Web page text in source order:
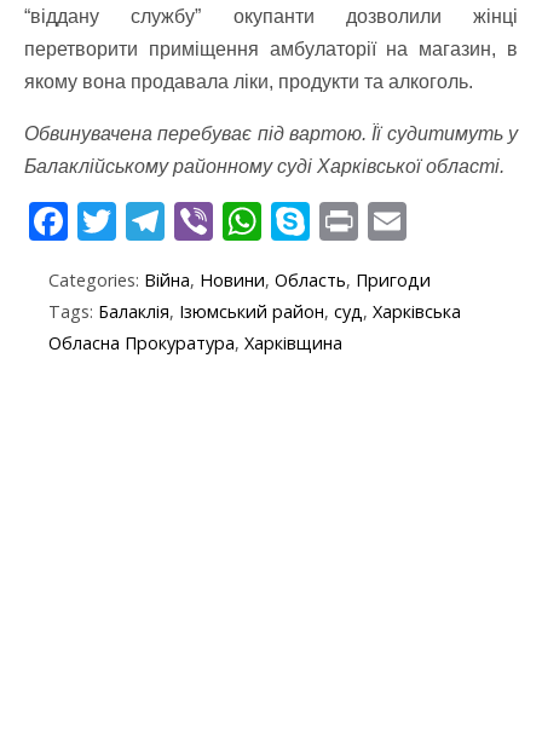
“віддану службу” окупанти дозволили жінці
перетворити приміщення амбулаторії на магазин, в
якому вона продавала ліки, продукти та алкоголь.
Обвинувачена перебуває під вартою. Її судитимуть у
Балаклійському районному суді Харківської області.
F
e
b
T
itt
er
T
el
e
gr
Vi
er
W
at
s
S
y
p
Pr
t ai
Categories: Війна, Новини, Область, Пригоди
Tags: Балаклія, Ізюмський район, суд, Харківська
Обласна Прокуратура, Харківщина